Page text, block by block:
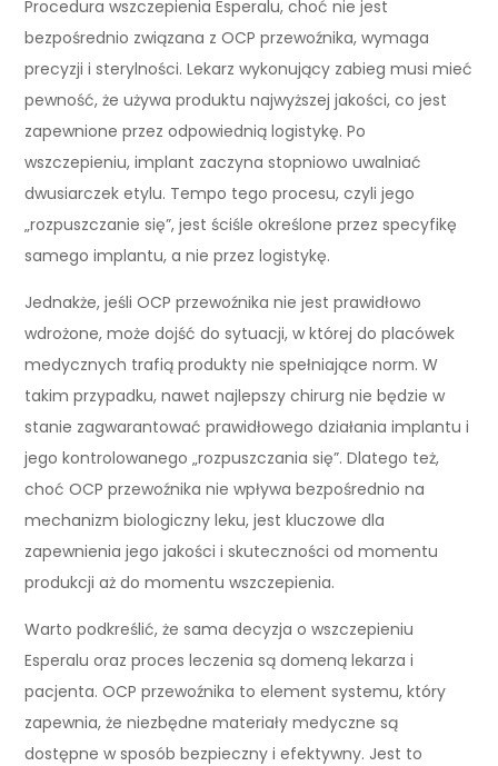
Procedura wszczepienia Esperalu, choć nie jest
bezpośrednio związana z OCP przewoźnika, wymaga
precyzji i sterylności. Lekarz wykonujący zabieg musi mieć
pewność, że używa produktu najwyższej jakości, co jest
zapewnione przez odpowiednią logistykę. Po
wszczepieniu, implant zaczyna stopniowo uwalniać
dwusiarczek etylu. Tempo tego procesu, czyli jego
„rozpuszczanie się”, jest ściśle określone przez specyfikę
samego implantu, a nie przez logistykę.
Jednakże, jeśli OCP przewoźnika nie jest prawidłowo
wdrożone, może dojść do sytuacji, w której do placówek
medycznych trafią produkty nie spełniające norm. W
takim przypadku, nawet najlepszy chirurg nie będzie w
stanie zagwarantować prawidłowego działania implantu i
jego kontrolowanego „rozpuszczania się”. Dlatego też,
choć OCP przewoźnika nie wpływa bezpośrednio na
mechanizm biologiczny leku, jest kluczowe dla
zapewnienia jego jakości i skuteczności od momentu
produkcji aż do momentu wszczepienia.
Warto podkreślić, że sama decyzja o wszczepieniu
Esperalu oraz proces leczenia są domeną lekarza i
pacjenta. OCP przewoźnika to element systemu, który
zapewnia, że niezbędne materiały medyczne są
dostępne w sposób bezpieczny i efektywny. Jest to